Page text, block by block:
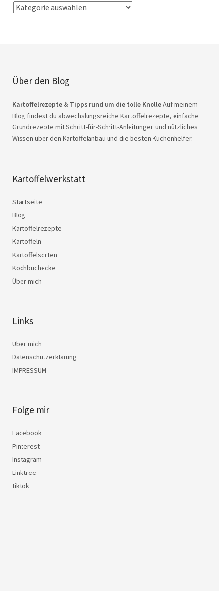
Über den Blog
Kartoffelrezepte & Tipps rund um die tolle KnolleAuf meinem
Blog findest du abwechslungsreiche Kartoffelrezepte, einfache
Grundrezepte mit Schritt-für-Schritt-Anleitungen und nützliches
Wissen über den Kartoffelanbau und die besten Küchenhelfer.
Kartoffelwerkstatt
Startseite
Blog
Kartoffelrezepte
Kartoffeln
Kartoffelsorten
Kochbuchecke
Über mich
Links
Über mich
Datenschutzerklärung
IMPRESSUM
Folge mir
Facebook
Pinterest
Instagram
Linktree
tiktok